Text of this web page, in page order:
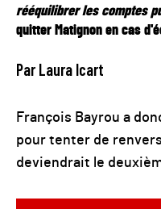
rééquilibrer les comptes
quitter Matignon en cas
Par Laura Icart
François Bayrou a
pour tenter de
deviendrait le